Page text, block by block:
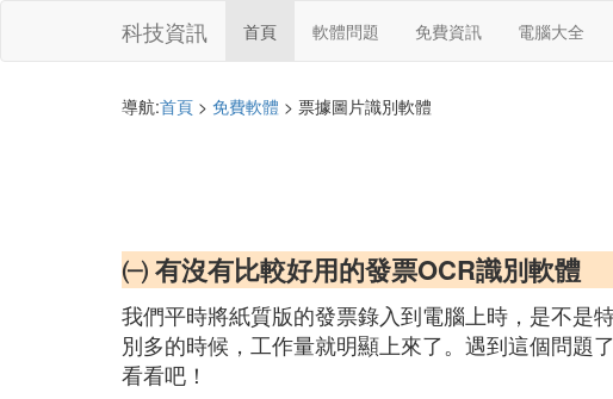
科技資訊 首頁 軟體問題 免費資訊 電腦大全
導航:首頁 > 免費軟體 > 票據圖片識別軟體
㈠ 有沒有比較好用的發票OCR識別軟體
我們平時將紙質版的發票錄入到電腦上時，是不是
別多的時候，工作量就明顯上來了。遇到這個問題
看看吧！